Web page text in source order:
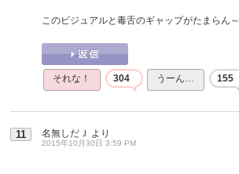
このビジュアルと毒舌のギャップがたまらん～
それな！ 304 うーん… 155
11 名無しだＪ より
2015年10月30日 3:59 PM